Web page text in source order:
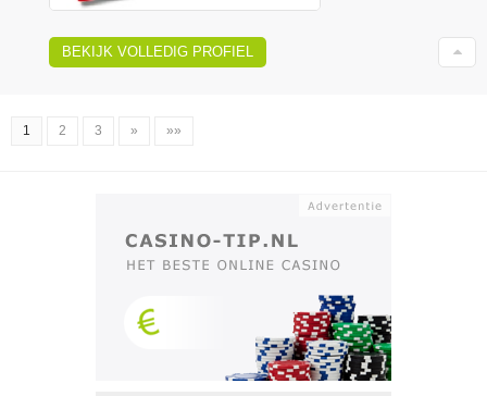
BEKIJK VOLLEDIG PROFIEL
1 2 3 » »»